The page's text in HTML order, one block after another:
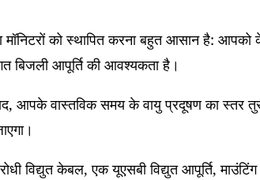
मॉनिटरों को स्थापित करना बहुत आसान है:
बिजली आपूर्ति की आवश्यकता है।
आपके वास्तविक समय के वायु प्रदूषण का स्तर
विद्युत केबल, एक यूएसबी विद्युत आपूर्ति,